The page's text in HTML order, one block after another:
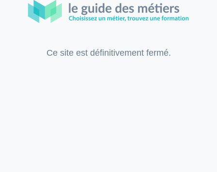
Ce site est définitivement fermé.